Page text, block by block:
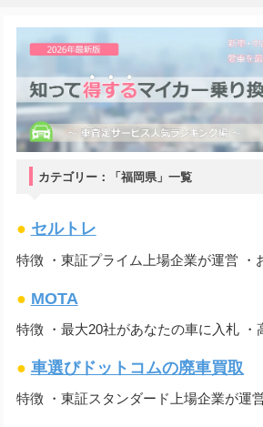
カテゴリー：「福岡県」一覧
● セルトレ
特徴 ・東証プライム上場企業が運営 ・
● MOTA
特徴 ・最大20社があなたの車に入札 ・
● 車選びドットコムの廃車買取
特徴 ・東証スタンダード上場企業が運